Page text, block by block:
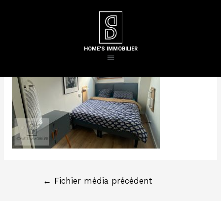
HOME'S IMMOBILIER
/ Par
← Fichier média précédent